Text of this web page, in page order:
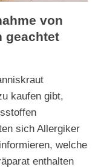
von
geachtet
kaufen gibt,
sich Allergiker
welche
enthalten